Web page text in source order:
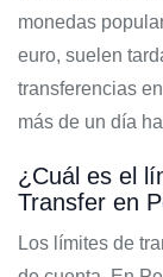
monedas
euro, suelen
transferencias
más de un día
¿Cuál es el
Transfer en
Los límites de